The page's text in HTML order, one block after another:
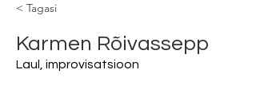
< Tagasi
Karmen Rõivassepp
Laul, improvisatsioon